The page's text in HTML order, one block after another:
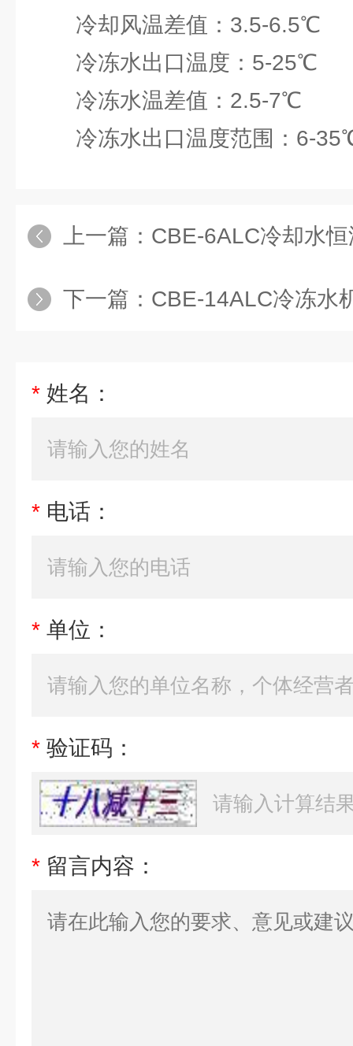
冷却风温差值：3.5-6.5℃
冷冻水出口温度：5-25℃
冷冻水温差值：2.5-7℃
冷冻水出口温度范围：6-
上一篇： CBE-6ALC冷却水
下一篇： CBE-14ALC冷冻水
* 姓名：
* 电话：
* 单位：
* 验证码：
* 留言内容：